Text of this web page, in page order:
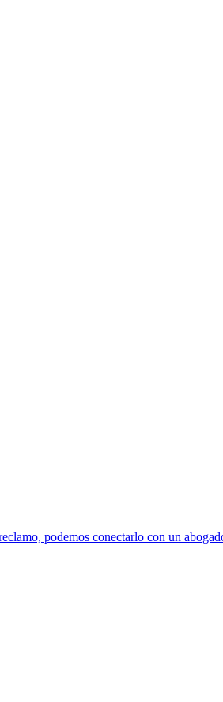
podemos conectarlo con un